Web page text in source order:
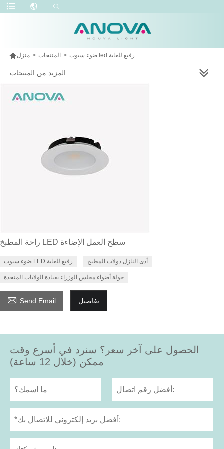
منزل > المنتجات > ضوء سبوت led رفيع للغاية
المزيد من المنتجات
راحة المطبخ LED سطح العمل الإضاءة
ضوء سبوت LED رفيع للغاية أدى النازل دولاب المطبخ
جولة أضواء مجلس الوزراء بقيادة الولايات المتحدة
 Send Email تفاصيل
الحصول على آخر سعر؟ سنرد في أسرع وقت
ممكن (خلال 12 ساعة)